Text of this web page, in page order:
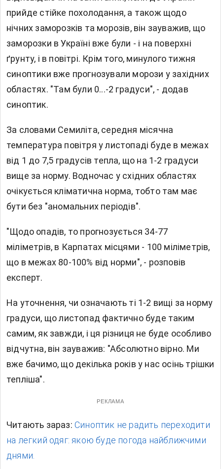
прийде стійке похолодання, а також щодо
нічних заморозків та морозів, він зауважив, що
заморозки в Україні вже були - і на поверхні
ґрунту, і в повітрі. Крім того, минулого тижня
синоптики вже прогнозували морози у західних
областях. "Там були 0...-2 градуси", - додав
синоптик.
За словами Семиліта, середня місячна
температура повітря у листопаді буде в межах
від 1 до 7,5 градусів тепла, що на 1-2 градуси
вище за норму. Водночас у східних областях
очікується кліматична норма, тобто там має
бути без "аномальних періодів".
"Щодо опадів, то прогнозується 34-77
міліметрів, в Карпатах місцями - 100 міліметрів,
що в межах 80-100% від норми", - розповів
експерт.
На уточнення, чи означають ті 1-2 вищі за норму
градуси, що листопад фактично буде таким
самим, як завжди, і ця різниця не буде особливо
відчутна, він зауважив: "Абсолютно вірно. Ми
вже бачимо, що декілька років у нас осінь трішки
тепліша".
РЕКЛАМА
Читають зараз: Синоптик не радить переходити
на легкий одяг: якою буде погода найближчими
днями.